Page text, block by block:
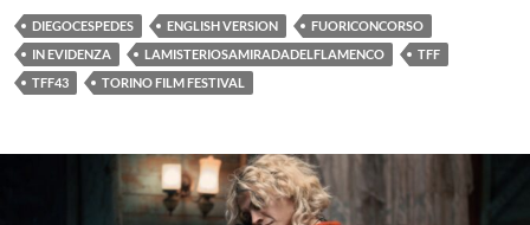
DIEGOCESPEDES ENGLISH VERSION
FUORICONCORSO
IN EVIDENZA
LAMISTERIOSAMIRADADELFLAMENCO
TFF
TFF43
TORINO FILM FESTIVAL